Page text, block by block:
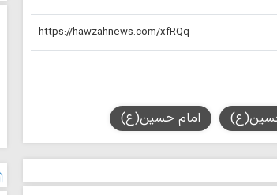
حسین(ع) امام حسین(ع)